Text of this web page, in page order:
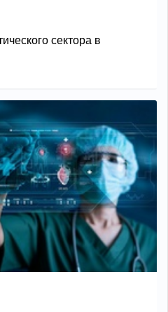
сектора в